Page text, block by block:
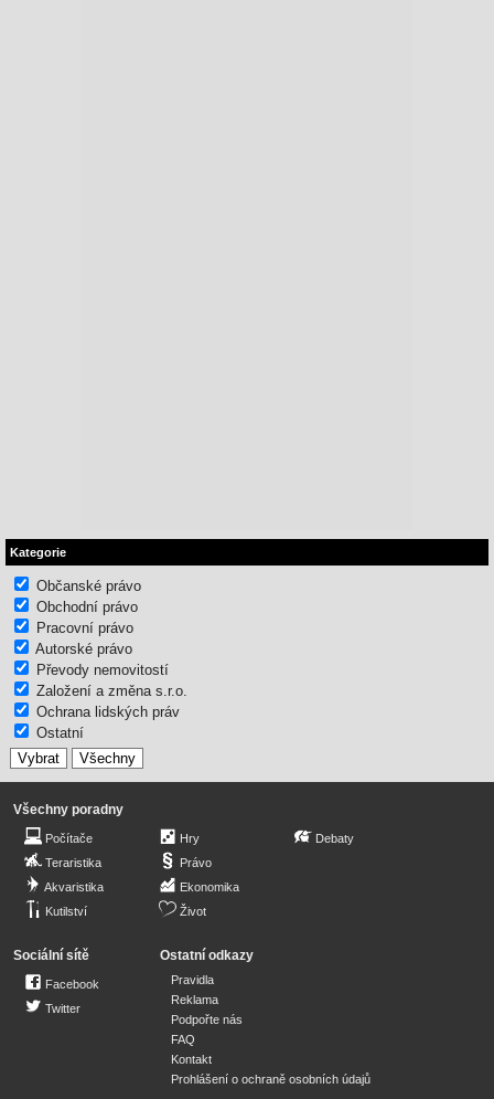
Kategorie
Občanské právo
Obchodní právo
Pracovní právo
Autorské právo
Převody nemovitostí
Založení a změna s.r.o.
Ochrana lidských práv
Ostatní
Všechny poradny
Počítače
Teraristika
Akvaristika
Kutilství
Hry
Právo
Ekonomika
Život
Debaty
Sociální sítě
Facebook
Twitter
Ostatní odkazy
Pravidla
Reklama
Podpořte nás
FAQ
Kontakt
Prohlášení o ochraně osobních údajů